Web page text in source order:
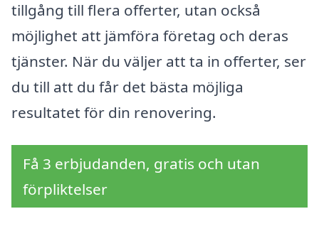
tillgång till flera offerter, utan också
möjlighet att jämföra företag och deras
tjänster. När du väljer att ta in offerter, ser
du till att du får det bästa möjliga
resultatet för din renovering.
Få 3 erbjudanden, gratis och utan
förpliktelser